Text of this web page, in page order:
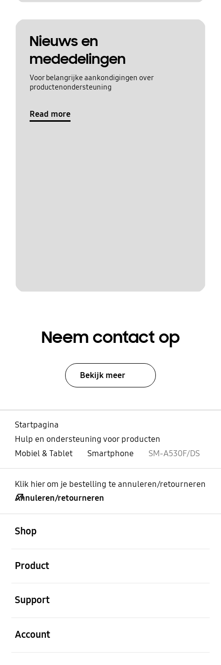
Nieuws en
mededelingen
Voor belangrijke aankondigingen over
productenondersteuning
Read more
Neem contact op
Bekijk meer
Startpagina
Hulp en ondersteuning voor producten
Mobiel & Tablet
Smartphone SM-A530F/DS
Klik hier om je bestelling te annuleren/retourneren
Annuleren/retourneren
Shop
Product
Support
Account